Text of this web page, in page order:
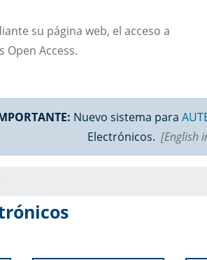
su página web, el acceso a
Open Access.
Nuevo sistema para
Electrónicos.[English